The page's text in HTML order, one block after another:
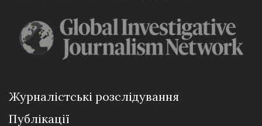
Журналістські розслідування
Публікації